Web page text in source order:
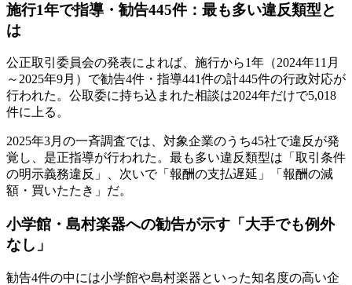
施行1年で指導・勧告445件：最も多い違反類型と
は
公正取引委員会の発表によれば、施行から1年（2024年11月
～2025年9月）で勧告4件・指導441件の計445件の行政対応が
行われた。公取委に持ち込まれた相談は2024年だけで5,018
件に上る。
2025年3月の一斉調査では、対象企業のうち45社で違反が発
覚し、是正指導が行われた。最も多い違反類型は「取引条件
の明示義務違反」、次いで「報酬の支払遅延」「報酬の減
額・買いたたき」だ。
小学館・島村楽器への勧告が示す「大手でも例外
なし」
勧告4件の中には小学館や島村楽器といった知名度の高い企